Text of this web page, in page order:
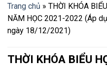
Trang chủ » THỜI KHÓA
NĂM HỌC 2021-2022 (Áp
ngày 18/12/2021)
THỜI KHÓA BIỂU